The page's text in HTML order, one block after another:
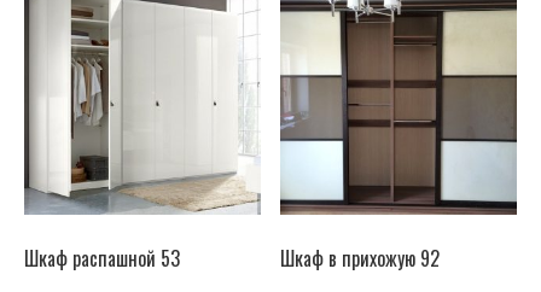
Шкаф распашной 53 Шкаф в прихожую 92